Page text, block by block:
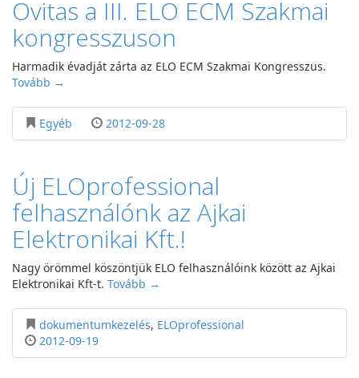
Ovitas a III. ELO ECM Szakmai
kongresszuson
Harmadik évadját zárta az ELO ECM Szakmai Kongresszus.
Tovább →
Egyéb 2012-09-28
Új ELOprofessional
felhasználónk az Ajkai
Elektronikai Kft.!
Nagy örömmel köszöntjük ELO felhasználóink között az Ajkai
Elektronikai Kft-t. Tovább →
dokumentumkezelés, ELOprofessional
2012-09-19